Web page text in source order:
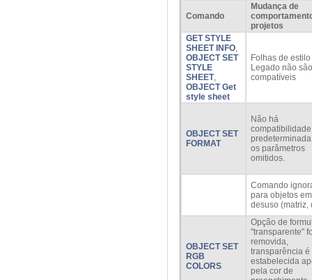
Comando
Mudança de
projetos
GET STYLE
SHEET INFO,
OBJECT SET
STYLE
SHEET,
OBJECT Get
style sheet
Folhas de estilo
Legado não são
compatíveis
OBJECT SET
FORMAT
Não há
compatibilidade
os parâmetros
omitidos.
Comando
para objetos em
desuso (matriz,
OBJECT SET
RGB
COLORS
Opção de
"transparente"
removida,
transparência é
estabelecida
pela cor de